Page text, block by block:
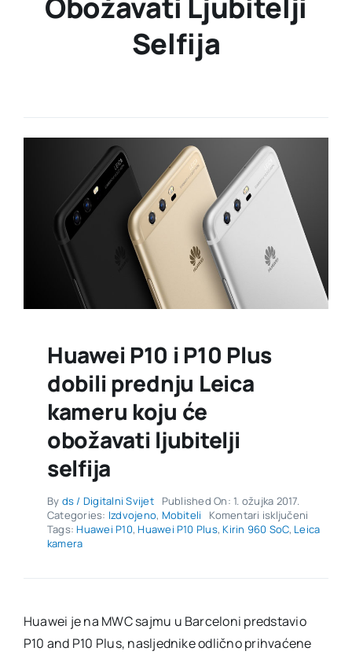
Selfija
Huawei P10 i P10 Plus
dobili prednju Leica
kameru koju će
obožavati ljubitelji
selfija
By ds / Digitalni Svijet
Published On: 1. ožujka 2017.
Categories: Izdvojeno, Mobiteli Komentari isključeni
Huawei
kameru
Tags:Huawei P10,Huawei P10 Plus,Kirin 960 SoC, Leica
kamera
Huawei je na MWC sajmu u Barceloni predstavio
P10 and P10 Plus, nasljednike odlično prihvaćene